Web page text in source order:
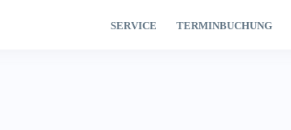
SERVICE TERMINBUCHUNG